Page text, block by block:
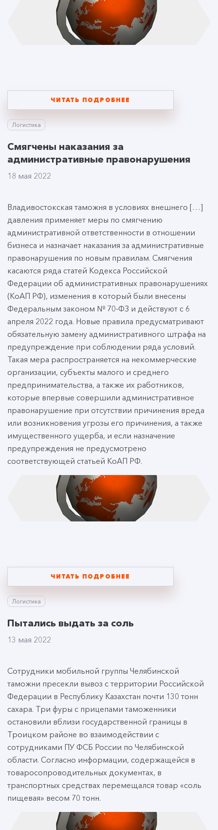
ЧИТАТЬ ПОДРОБНЕЕ
Логистика
Смягчены наказания за
административные правонарушения
18 мая 2022
Владивостокская таможня в условиях внешнего […]
давления применяет меры по смягчению
административной ответственности в отношении
бизнеса и назначает наказания за административные
правонарушения по новым правилам. Смягчения
касаются ряда статей Кодекса Российской
Федерации об административных правонарушениях
(КоАП РФ), изменения в который были внесены
Федеральным законом № 70-ФЗ и действуют с 6
апреля 2022 года. Новые правила предусматривают
обязательную замену административного штрафа на
предупреждение при соблюдении ряда условий.
Такая мера распространяется на некоммерческие
организации, субъекты малого и среднего
предпринимательства, а также их работников,
которые впервые совершили административное
правонарушение при отсутствии причинения вреда
или возникновения угрозы его причинения, а также
имущественного ущерба, и если назначение
предупреждения не предусмотрено
соответствующей статьей КоАП РФ.
ЧИТАТЬ ПОДРОБНЕЕ
Логистика
Пытались выдать за соль
13 мая 2022
Сотрудники мобильной группы Челябинской
таможни пресекли вывоз с территории Российской
Федерации в Республику Казахстан почти 130 тонн
сахара. Три фуры с прицепами таможенники
остановили вблизи государственной границы в
Троицком районе во взаимодействии с
сотрудниками ПУ ФСБ России по Челябинской
области. Согласно информации, содержащейся в
товаросопроводительных документах, в
транспортных средствах перемещался товар «соль
пищевая» весом 70 тонн.